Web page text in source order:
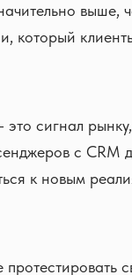
выше,
который
сигнал
с CRM
к новым